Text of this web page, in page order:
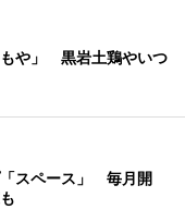
や」 黒岩土鶏やいつ
スペース」 毎月開